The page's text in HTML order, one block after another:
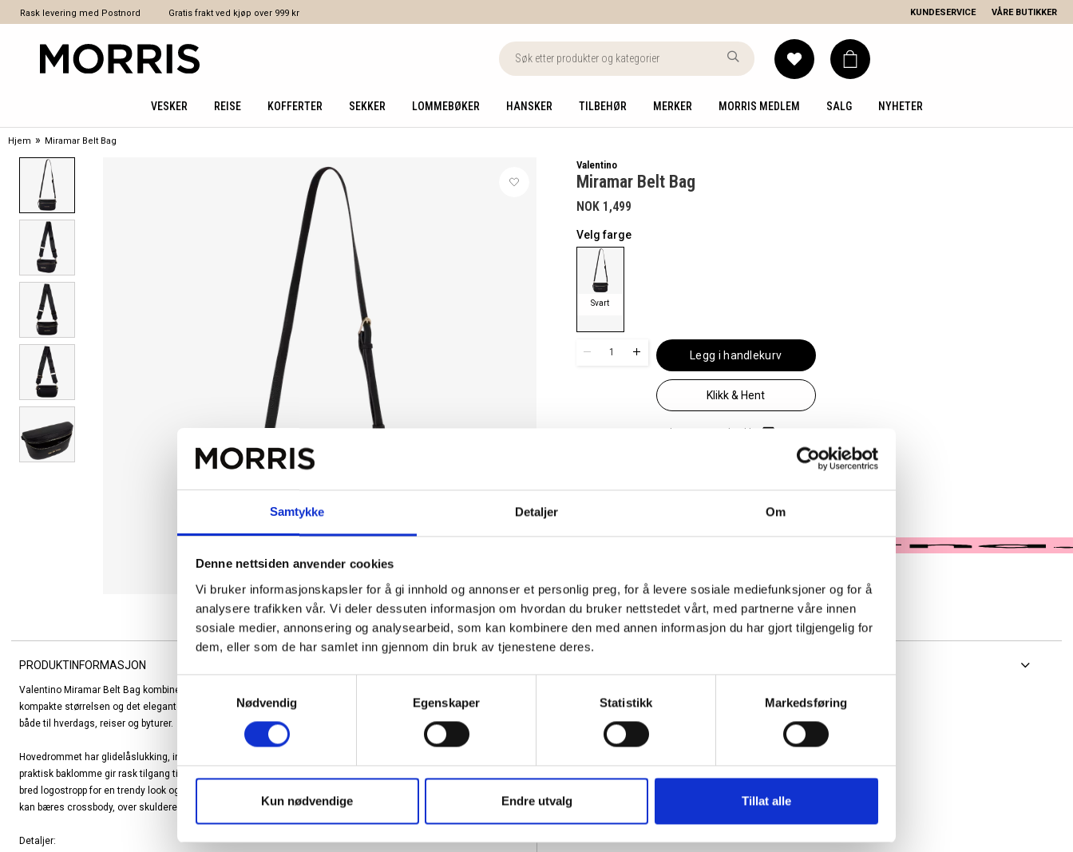
Samtykke Detaljer Om
Denne nettsiden anvender cookies
Vi bruker informasjonskapsler for å gi innhold og annonser et personlig preg, for å levere sosiale mediefunksjoner og for å
analysere trafikken vår. Vi deler dessuten informasjon om hvordan du bruker nettstedet vårt, med partnerne våre innen
sosiale medier, annonsering og analysearbeid, som kan kombinere den med annen informasjon du har gjort tilgjengelig for
dem, eller som de har samlet inn gjennom din bruk av tjenestene deres.
Nødvendig
Egenskaper Statistikk Markedsføring
Kun nødvendige Endre utvalg Tillat alle
Rask levering med Postnord Gratis frakt ved kjøp over 999 kr KUNDESERVICE VÅRE BUTIKKER
VESKER REISE KOFFERTER SEKKER LOMMEBØKER HANSKER TILBEHØR MERKER MORRIS MEDLEM SALG NYHETER
Hjem » Miramar Belt Bag
Valentino
Miramar Belt Bag
NOK 1,499
Velg farge
Svart
1 Legg i handlekurv
Klikk & Hent
PRODUKTINFORMASJON
Valentino Miramar Belt Bag kombinerer sporty funksjonalitet med luksuriøs stil. Den
kompakte størrelsen og det elegante, svarte designet med gullfarget logo gjør vesken perfekt
både til hverdags, reiser og byturer.
Hovedrommet har glidelåslukking, innvendig glidelåslomme og åpen lomme, mens en
praktisk baklomme gir rask tilgang til småting. Vesken leveres med to avtakbare stropper: en
bred logostropp for en trendy look og en smal justerbar stropp for et mer klassisk uttrykk. Den
kan bæres crossbody, over skulderen eller rundt livet som en ekte belt bag.
Detaljer:
Material